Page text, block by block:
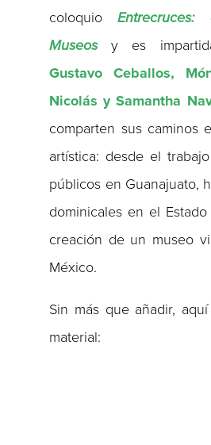
coloquio
Museosy es
Gustavo Ceballos,
Nicolás y Samantha
comparten sus caminos
artística: desde el
públicos en Guanajuato,
dominicales en el
creación de un museo
México.
Sin más que añadir,
material: